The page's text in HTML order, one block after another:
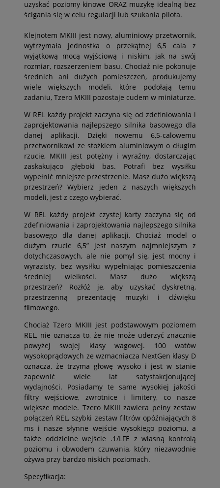
uzyskać poziomy kinowe ORAZ muzykę idealną bez
ścigania się w celu regulacji lub szukania pilota.
Klejnotem MKIII jest nowy, aluminiowy przetwornik,
wytrzymała jednostka o przekątnej 6,5 cala z
wyjątkową mocą wyjściową i niskim, jak na swój
rozmiar, rozszerzeniem basu. Chociaż nie pokonuje
średnich ani dużych pomieszczeń, produkujemy
wiele większych modeli, które podołają temu
zadaniu, Tzero MKIII pozostaje cudem w miniaturze.
W REL każdy projekt zaczyna się od zdefiniowania i
zaprojektowania najlepszego silnika basowego dla
danej aplikacji. Dzięki nowemu 6,5-calowemu
przetwornikowi ze stożkiem aluminiowym o długim
rzucie, MKIII jest potężny i wyraźny, dostarczając
zaskakująco głęboki bas. Potrafi bez wysiłku
wypełnić mniejsze przestrzenie. Masz dużo większą
przestrzeń? Wybierz jeden z naszych większych
modeli, jest z czego wybierać.
W REL każdy projekt czystej karty zaczyna się od
zdefiniowania i zaprojektowania najlepszego silnika
basowego dla danej aplikacji. Chociaż model o
dużym rzucie 6,5” jest naszym najmniejszym z
dotychczasowych, ale nie pomyl się, jest mocny i
wyrazisty, bez wysiłku wypełniając pomieszczenia
średniej wielkości. Masz dużo większą
przestrzeń? Rozłóż je, aby uzyskać dyskretną,
przestrzenną prezentację muzyki i dźwięku
filmowego.
Chociaż Tzero MKIII jest podstawowym poziomem
REL, nie oznacza to, że nie może uderzyć znacznie
powyżej swojej klasy wagowej. 100 watów
wysokoprądowych ze wzmacniacza NextGen klasy D
oznacza, że trzyma głowę wysoko i jest w stanie
zapewnić wiele lat satysfakcjonującej
wydajności. Posiadamy te same wysokiej jakości
filtry wejściowe, zwrotnice i limitery, co nasze
większe modele. Tzero MKIII zawiera pełny zestaw
połączeń REL, szybki zestaw filtrów opóźniających 8
ms i nasze słynne wejście wysokiego poziomu, a
także oddzielne wejście .1/LFE z własną kontrolą
poziomu i obwodem czuwania, który niezawodnie
ożywa przy bardzo niskich poziomach.
Specyfikacja: